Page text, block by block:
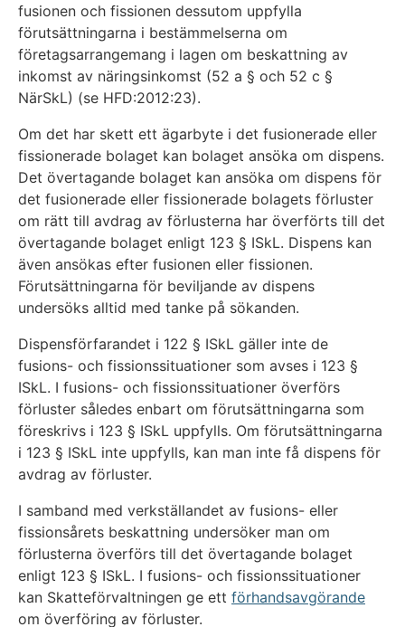
fusionen och fissionen dessutom uppfylla
förutsättningarna i bestämmelserna om
företagsarrangemang i lagen om beskattning av
inkomst av näringsinkomst (52 a § och 52 c §
NärSkL) (se HFD:2012:23).
Om det har skett ett ägarbyte i det fusionerade eller
fissionerade bolaget kan bolaget ansöka om dispens.
Det övertagande bolaget kan ansöka om dispens för
det fusionerade eller fissionerade bolagets förluster
om rätt till avdrag av förlusterna har överförts till det
övertagande bolaget enligt 123 § ISkL. Dispens kan
även ansökas efter fusionen eller fissionen.
Förutsättningarna för beviljande av dispens
undersöks alltid med tanke på sökanden.
Dispensförfarandet i 122 § ISkL gäller inte de
fusions- och fissionssituationer som avses i 123 §
ISkL. I fusions- och fissionssituationer överförs
förluster således enbart om förutsättningarna som
föreskrivs i 123 § ISkL uppfylls. Om förutsättningarna
i 123 § ISkL inte uppfylls, kan man inte få dispens för
avdrag av förluster.
I samband med verkställandet av fusions- eller
fissionsårets beskattning undersöker man om
förlusterna överförs till det övertagande bolaget
enligt 123 § ISkL. I fusions- och fissionssituationer
kan Skatteförvaltningen ge ett förhandsavgörande
om överföring av förluster.